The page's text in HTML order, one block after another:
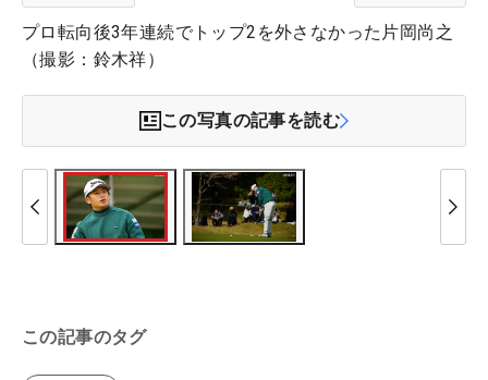
プロ転向後3年連続でトップ2を外さなかった片岡尚之
（撮影：鈴木祥）
この写真の記事を読む
この記事のタグ